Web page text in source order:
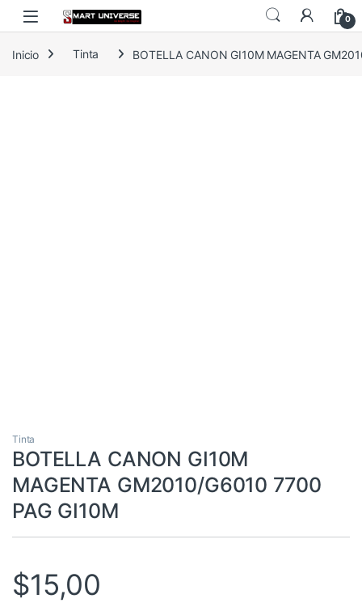
Skip to navigation
Skip to content
0
Inicio Tinta BOTELLA CANON GI10M MAGENTA
Tinta
BOTELLA CANON GI10M
MAGENTA GM2010/G6010 7700
PAG GI10M
$15,00